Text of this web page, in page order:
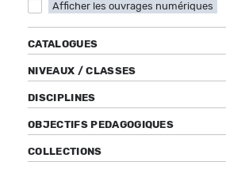
Bénéficiez de tarifs préférentiels
Téléchargez des ressources
Afficher les ouvrages numériques
Apply Afficher les ouvrages
CATALOGUES
NIVEAUX / CLASSES
DISCIPLINES
OBJECTIFS PEDAGOGIQUES
COLLECTIONS